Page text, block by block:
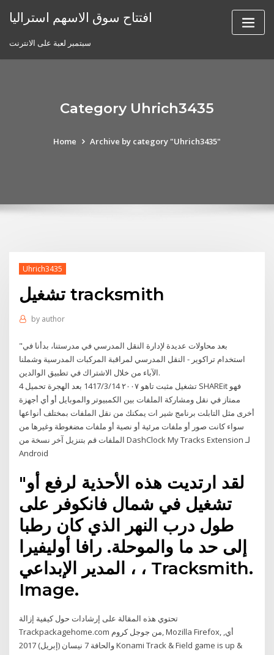
افتتاح سوق الاسهم استراليا
سبتمبر لعبة على الانترنت
Category Uhrich3435
Home Archive by category "Uhrich3435"
Uhrich3435
تشغيل tracksmith
by author
"بعد محاولات عديدة لإدارة النقل المدرسي في مدرستنا، بدأنا في
استخدام تراكوير - النقل المدرسي لمراقبة المركبات المدرسية وشملنا
الآباء من خلال الاشتراك في تطبيق الوالدين.
تشغيل مثبت تاهو ٢٠٠٧ 14‏‏/3‏‏/1417 بعد الهجرة تحميل 4 SHAREit فهو
ممتاز في نقل ومشاركة الملفات بين الكمبيوتر والموبايل أو أي أجهزة
أخرى مثل التابلت برنامج شير ات يمكنك من نقل الملفات بمختلف أنواعها
سواء كانت صور أو ملفات مرئية أو نصية أو ملفات مضغوطة وغيرها من
الملفات قم بتنزيل آخر نسخة من DashClock My Tracks Extension لـ
Android
"لقد ارتديت هذه الأحذية لرفع أو
تشغيل في شمال فانكوفر على
طول درب النهر الذي كان رطبا
إلى حد ما والموحلة. رافا أوليفيرا
، المدير الإبداعي ، Tracksmith.
Image.
تحتوي هذه المقالة على إرشادات حول كيفية إزالة
Trackpackagehome.com من جوجل كروم, Mozilla Firefox, أي,
والحافة 7 نيسان (إبريل) 2017 Konami Track & Field game is up &